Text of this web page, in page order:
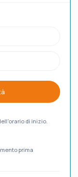
di inizio.
prima